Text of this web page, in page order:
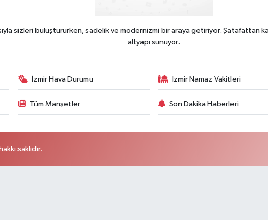
sizleri buluştururken, sadelik ve modernizmi bir araya getiriyor. Şatafattan
altyapı sunuyor.
İzmir Hava Durumu İzmir Namaz Vakitleri
Tüm Manşetler Son Dakika Haberleri
saklıdır.